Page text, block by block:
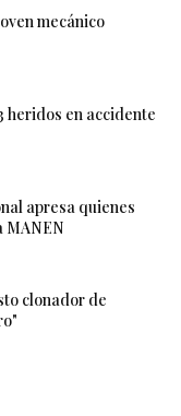
mecánico
heridos en accidente
apresa quienes
MANEN
clonador de